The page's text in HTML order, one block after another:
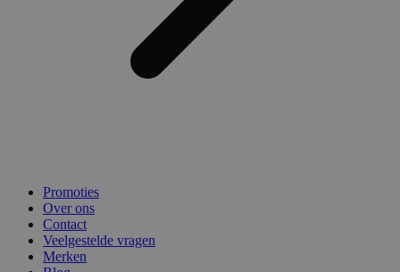
Promoties
Over ons
Contact
Veelgestelde vragen
Merken